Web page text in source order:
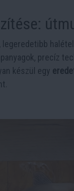
precíz
készül egy